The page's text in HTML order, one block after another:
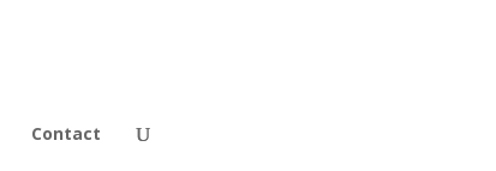
Contact